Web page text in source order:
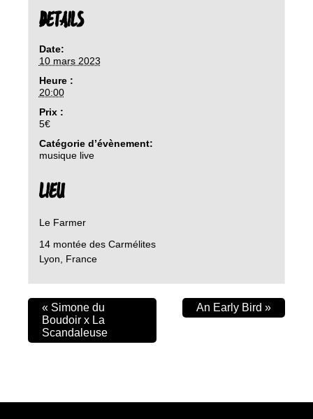
DETAILS
Date:
10 mars 2023
Heure :
20:00
Prix :
5€
Catégorie d’évènement:
musique live
LIEU
Le Farmer
14 montée des Carmélites
Lyon
France
« Simone du
Boudoir x La
Scandaleuse
An Early Bird »